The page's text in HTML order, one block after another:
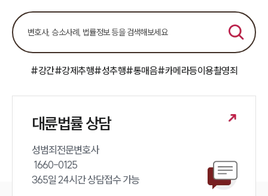
#강간#강제추행#성추행#통매음#카메라등이용촬영죄
대륜법률 상담
성범죄전문변호사
365일 24시간 상담접수 가능